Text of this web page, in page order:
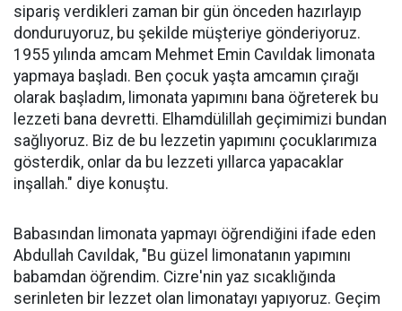
sipariş verdikleri zaman bir gün önceden hazırlayıp
donduruyoruz, bu şekilde müşteriye gönderiyoruz.
1955 yılında amcam Mehmet Emin Cavıldak limonata
yapmaya başladı. Ben çocuk yaşta amcamın çırağı
olarak başladım, limonata yapımını bana öğreterek bu
lezzeti bana devretti. Elhamdülillah geçimimizi bundan
sağlıyoruz. Biz de bu lezzetin yapımını çocuklarımıza
gösterdik, onlar da bu lezzeti yıllarca yapacaklar
inşallah." diye konuştu.
Babasından limonata yapmayı öğrendiğini ifade eden
Abdullah Cavıldak, "Bu güzel limonatanın yapımını
babamdan öğrendim. Cizre'nin yaz sıcaklığında
serinleten bir lezzet olan limonatayı yapıyoruz. Geçim